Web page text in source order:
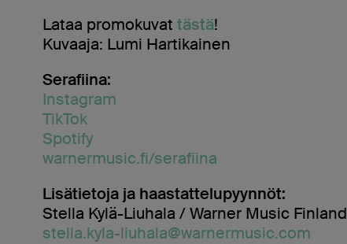
Lataa promokuvattästä!
Kuvaaja: Lumi Hartikainen
Serafiina:
Instagram
TikTok
Spotify
warnermusic.fi/serafiina
Lisätietoja ja haastattelupyynnöt:
Stella Kylä-Liuhala / Warner Music Finland
stella.kyla-liuhala@warnermusic.com